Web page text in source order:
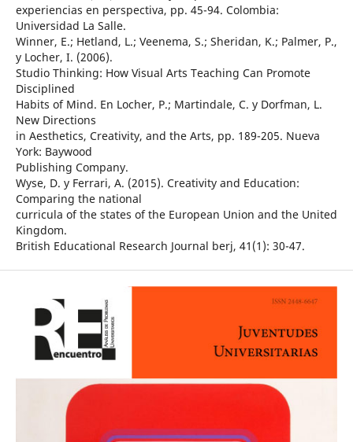
experiencias en perspectiva, pp. 45-94. Colombia:
Universidad La Salle.
Winner, E.; Hetland, L.; Veenema, S.; Sheridan, K.; Palmer, P.,
y Locher, I. (2006).
Studio Thinking: How Visual Arts Teaching Can Promote
Disciplined
Habits of Mind. En Locher, P.; Martindale, C. y Dorfman, L.
New Directions
in Aesthetics, Creativity, and the Arts, pp. 189-205. Nueva
York: Baywood
Publishing Company.
Wyse, D. y Ferrari, A. (2015). Creativity and Education:
Comparing the national
curricula of the states of the European Union and the United
Kingdom.
British Educational Research Journal berj, 41(1): 30-47.